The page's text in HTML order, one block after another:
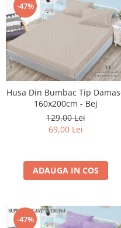
-47%
Husa Din Bumbac Tip
160x200cm - Bej
129,00 Lei
69,00 Lei
ADAUGA IN COS
-47%